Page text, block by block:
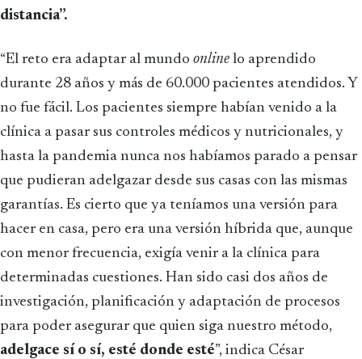
distancia”.
“El reto era adaptar al mundo online lo aprendido
durante 28 años y más de 60.000 pacientes atendidos. Y
no fue fácil. Los pacientes siempre habían venido a la
clínica a pasar sus controles médicos y nutricionales, y
hasta la pandemia nunca nos habíamos parado a pensar
que pudieran adelgazar desde sus casas con las mismas
garantías. Es cierto que ya teníamos una versión para
hacer en casa, pero era una versión híbrida que, aunque
con menor frecuencia, exigía venir a la clínica para
determinadas cuestiones. Han sido casi dos años de
investigación, planificación y adaptación de procesos
para poder asegurar que quien siga nuestro método,
adelgace sí o sí, esté donde esté”, indica César